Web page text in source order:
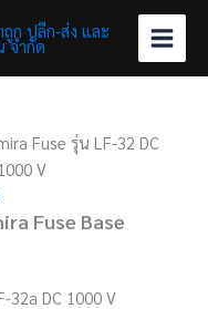
Fuse รุ่น LF-32 DC
V
Fuse Base
32a DC 1000 V